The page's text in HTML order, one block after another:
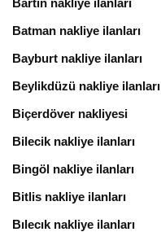
Batman nakliye ilanları
Bayburt nakliye ilanları
Beylikdüzü nakliye ilanları
Biçerdöver nakliyesi
Bilecik nakliye ilanları
Bingöl nakliye ilanları
Bitlis nakliye ilanları
Bılecık nakliye ilanları